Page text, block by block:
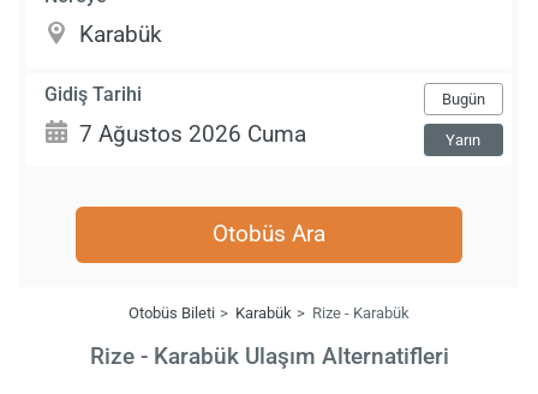
Gidiş Tarihi Bugün
Yarın
Otobüs Ara
Otobüs Bileti Karabük Rize - Karabük
Rize - Karabük Ulaşım Alternatifleri